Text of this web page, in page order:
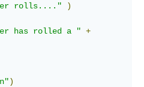
rolls...."
)
has rolled a " +
)